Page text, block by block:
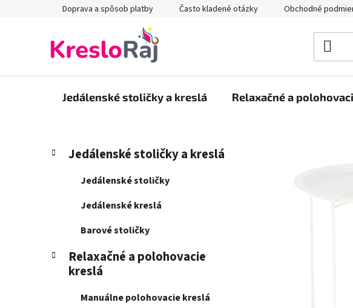
Doprava a spôsob platby Často kladené otázky Obchodné
Jedálenské stoličky a kreslá Relaxačné a
B
n
Preskočiť
kategórie
K
a
e
Jedálenské stoličky a kreslá
Jedálenské stoličky
Jedálenské kreslá
Barové stoličky
Relaxačné a polohovacie
kreslá
Manuálne polohovacie kreslá